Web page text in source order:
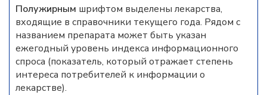
Полужирным шрифтом выделены лекарства,
входящие в справочники текущего года. Рядом с
названием препарата может быть указан
ежегодный уровень индекса информационного
спроса (показатель, который отражает степень
интереса потребителей к информации о
лекарстве).